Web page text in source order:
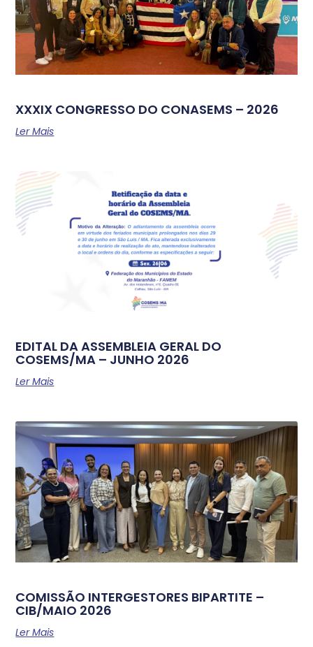
XXXIX CONGRESSO DO CONASEMS – 2026
Ler Mais
EDITAL DA ASSEMBLEIA GERAL DO
COSEMS/MA – JUNHO 2026
Ler Mais
COMISSÃO INTERGESTORES BIPARTITE –
CIB/MAIO 2026
Ler Mais